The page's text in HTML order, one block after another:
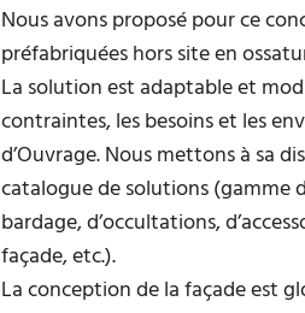
Nous avons proposé pour ce
préfabriquées hors site en
La solution est adaptable et
contraintes, les besoins et les
d’Ouvrage. Nous mettons à sa
catalogue de solutions (gamme
bardage, d’occultations,
façade, etc.).
La conception de la façade est